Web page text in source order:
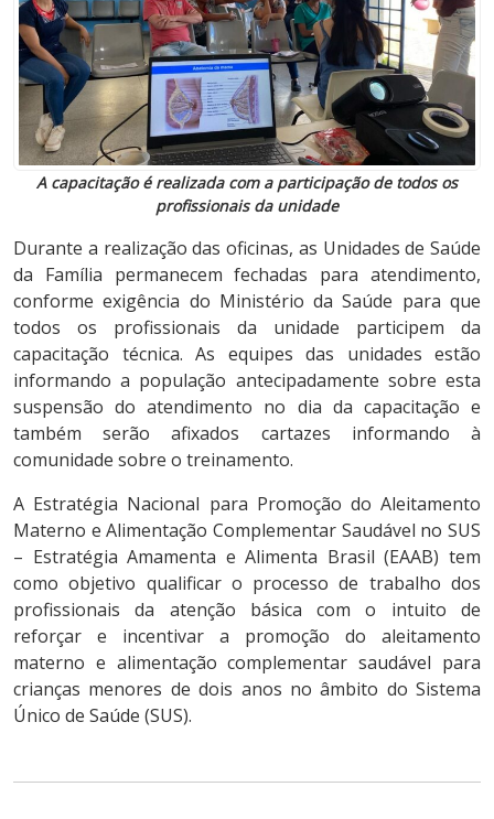
A capacitação é realizada com a participação de todos os
profissionais da unidade
Durante a realização das oficinas, as Unidades de Saúde
da Família permanecem fechadas para atendimento,
conforme exigência do Ministério da Saúde para que
todos os profissionais da unidade participem da
capacitação técnica. As equipes das unidades estão
informando a população antecipadamente sobre esta
suspensão do atendimento no dia da capacitação e
também serão afixados cartazes informando à
comunidade sobre o treinamento.
A Estratégia Nacional para Promoção do Aleitamento
Materno e Alimentação Complementar Saudável no SUS
– Estratégia Amamenta e Alimenta Brasil (EAAB) tem
como objetivo qualificar o processo de trabalho dos
profissionais da atenção básica com o intuito de
reforçar e incentivar a promoção do aleitamento
materno e alimentação complementar saudável para
crianças menores de dois anos no âmbito do Sistema
Único de Saúde (SUS).